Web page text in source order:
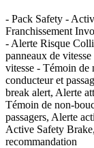
- Pack Safety -
Franchissement
- Alerte Risque
panneaux de
vitesse - Témoin de
conducteur et
break alert, Alerte
Témoin de non-
passagers, Alerte
Active Safety
recommandation